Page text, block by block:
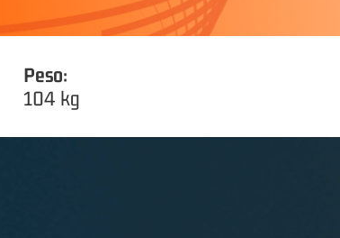
Peso:
104 kg